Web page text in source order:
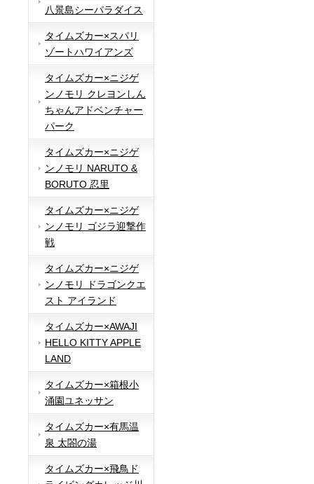
八景島シーパラダイス
タイムズカー×スパリ
ゾートハワイアンズ
タイムズカー×ニジゲ
ンノモリ クレヨンしん
ちゃんアドベンチャー
パーク
タイムズカー×ニジゲ
ンノモリ NARUTO &
BORUTO 忍里
タイムズカー×ニジゲ
ンノモリ ゴジラ迎撃作
戦
タイムズカー×ニジゲ
ンノモリ ドラゴンクエ
スト アイランド
タイムズカー×AWAJI
HELLO KITTY APPLE
LAND
タイムズカー×箱根小
涌園ユネッサン
タイムズカー×有馬温
泉 太閤の湯
タイムズカー×飛鳥ド